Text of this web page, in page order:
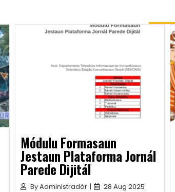
Módulu Formasaun
Jestaun Plataforma Jornál
Parede Dijitál
ByAdministradór | 28 Aug 2025